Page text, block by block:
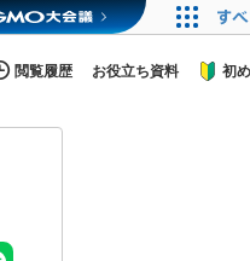
閲覧履歴 お役立ち資料 初